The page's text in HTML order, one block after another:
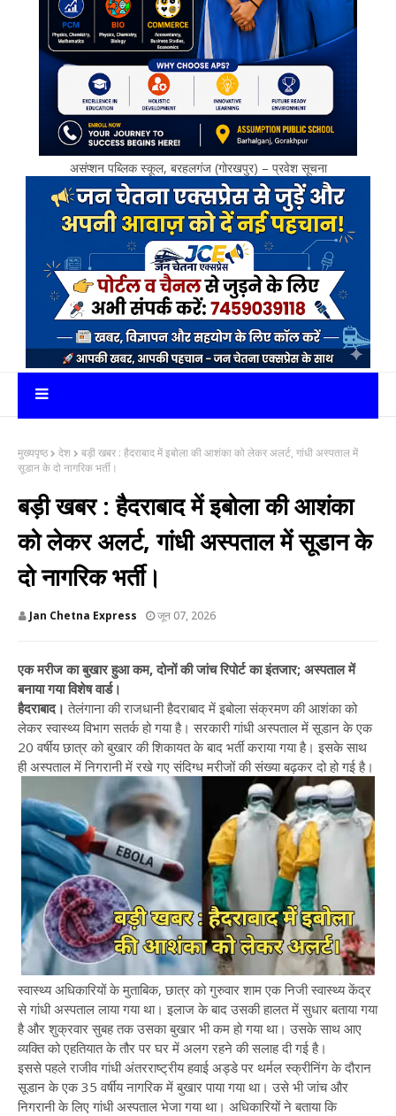
असंप्शन पब्लिक स्कूल, बरहलगंज (गोरखपुर) – प्रवेश सूचना
मुख्यपृष्ठ देश
बड़ी खबर : हैदराबाद में इबोला की आशंका को लेकर अलर्ट, गांधी अस्पताल में
सूडान के दो नागरिक भर्ती।
बड़ी खबर : हैदराबाद में इबोला की आशंका
को लेकर अलर्ट, गांधी अस्पताल में सूडान के
दो नागरिक भर्ती।
Jan Chetna Express जून 07, 2026
एक मरीज का बुखार हुआ कम, दोनों की जांच रिपोर्ट का इंतजार; अस्पताल में
बनाया गया विशेष वार्ड।
हैदराबाद। तेलंगाना की राजधानी हैदराबाद में इबोला संक्रमण की आशंका को
लेकर स्वास्थ्य विभाग सतर्क हो गया है। सरकारी गांधी अस्पताल में सूडान के एक
20 वर्षीय छात्र को बुखार की शिकायत के बाद भर्ती कराया गया है। इसके साथ
ही अस्पताल में निगरानी में रखे गए संदिग्ध मरीजों की संख्या बढ़कर दो हो गई है।
स्वास्थ्य अधिकारियों के मुताबिक, छात्र को गुरुवार शाम एक निजी स्वास्थ्य केंद्र
से गांधी अस्पताल लाया गया था। इलाज के बाद उसकी हालत में सुधार बताया गया
है और शुक्रवार सुबह तक उसका बुखार भी कम हो गया था। उसके साथ आए
व्यक्ति को एहतियात के तौर पर घर में अलग रहने की सलाह दी गई है।
इससे पहले राजीव गांधी अंतरराष्ट्रीय हवाई अड्डे पर थर्मल स्क्रीनिंग के दौरान
सूडान के एक 35 वर्षीय नागरिक में बुखार पाया गया था। उसे भी जांच और
निगरानी के लिए गांधी अस्पताल भेजा गया था। अधिकारियों ने बताया कि